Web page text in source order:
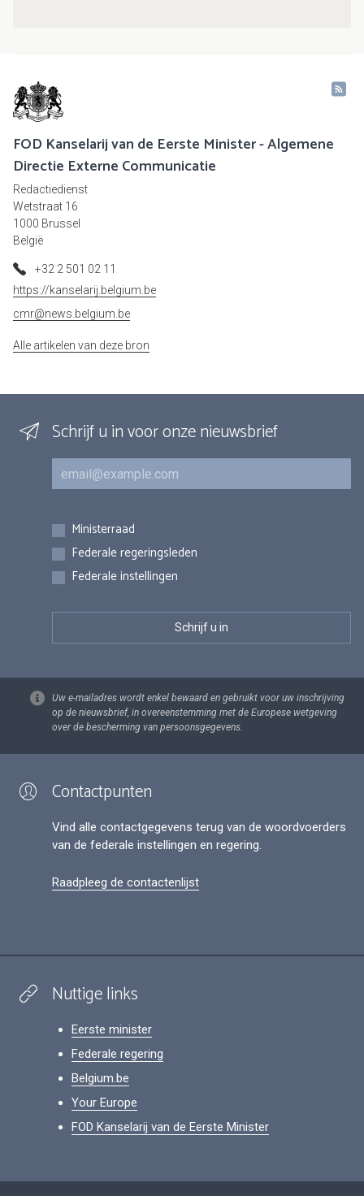
FOD Kanselarij van de Eerste Minister - Algemene
Directie Externe Communicatie
Redactiedienst
Wetstraat 16
1000 Brussel
België
+32 2 501 02 11
https://kanselarij.belgium.be
cmr@news.belgium.be
Alle artikelen van deze bron
Schrijf u in voor onze nieuwsbrief
E-mail
Inschrijvingen
Ministerraad
Federale regeringsleden
Federale instellingen
Uw e-mailadres wordt enkel bewaard en gebruikt voor uw inschrijving
op de nieuwsbrief, in overeenstemming met de Europese wetgeving
over de bescherming van persoonsgegevens.
Contactpunten
Vind alle contactgegevens terug van de woordvoerders
van de federale instellingen en regering.
Raadpleeg de contactenlijst
Nuttige links
Eerste minister
Federale regering
Belgium.be
Your Europe
FOD Kanselarij van de Eerste Minister